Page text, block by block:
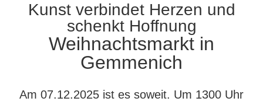
Kunst verbindet Herzen und
schenkt Hoffnung
Weihnachtsmarkt in
Gemmenich
Am 07.12.2025 ist es soweit. Um 1300 Uhr